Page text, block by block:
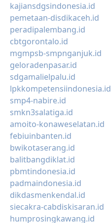
kajiansdgsindonesia.id
pemetaan-disdikaceh.id
peradipalembang.id
cbtgorontalo.id
mgmpsb-smpnganjuk.id
geloradenpasar.id
sdgamalielpalu.id
lpkkompetensiindonesia.id
smp4-nabire.id
smkn3salatiga.id
amoito-konaweselatan.id
febiuinbanten.id
bwikotaserang.id
balitbangdiklat.id
pbmtindonesia.id
padmaindonesia.id
dikdasmenkendal.id
siecakra-cabdiskisaran.id
humprosingkawang.id